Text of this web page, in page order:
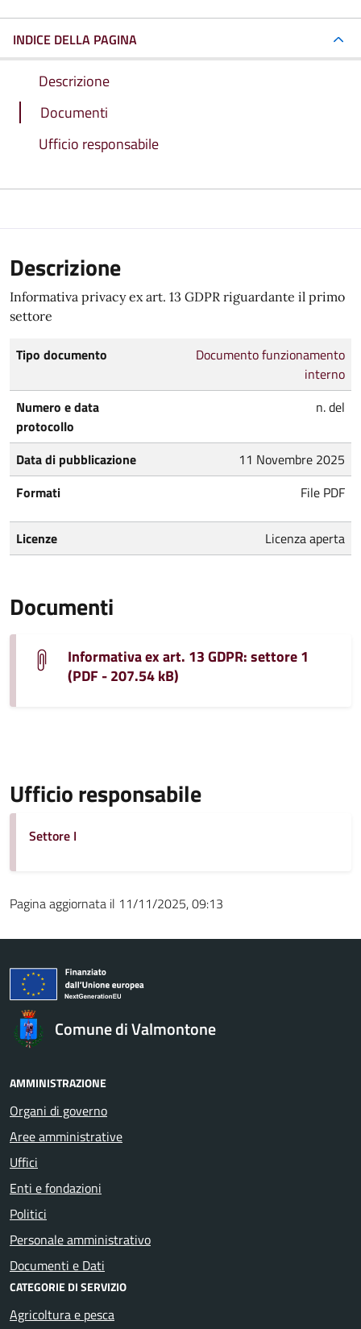
INDICE DELLA PAGINA
Descrizione
Documenti
Ufficio responsabile
Descrizione
Informativa privacy ex art. 13 GDPR riguardante il primo
settore
Tipo documento
Documento funzionamento
interno
Numero e data
protocollo
n. del
Data di pubblicazione
11 Novembre 2025
Formati
File PDF
Licenze Licenza aperta
Documenti
Informativa ex art. 13 GDPR: settore 1
(PDF - 207.54 kB)
Ufficio responsabile
Settore I
Pagina aggiornata il 11/11/2025, 09:13
Comune di Valmontone
AMMINISTRAZIONE
Organi di governo
Aree amministrative
Uffici
Enti e fondazioni
Politici
Personale amministrativo
Documenti e Dati
CATEGORIE DI SERVIZIO
Agricoltura e pesca